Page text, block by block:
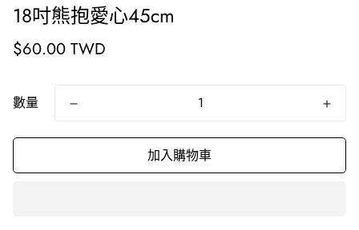
18吋熊抱愛心45cm
原
$60.00 TWD
數量
加入購物車